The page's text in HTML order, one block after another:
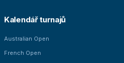
Kalendář turnajů
Australian Open
French Open